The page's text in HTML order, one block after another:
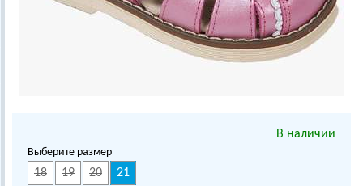
В наличии
Выберите размер
18 19 20 21